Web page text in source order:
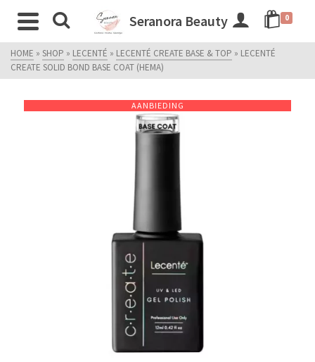
Seranora Beauty 0
HOME » SHOP » LECENTÉ » LECENTÉ CREATE BASE & TOP » LECENTÉ
CREATE SOLID BOND BASE COAT (HEMA)
AANBIEDING